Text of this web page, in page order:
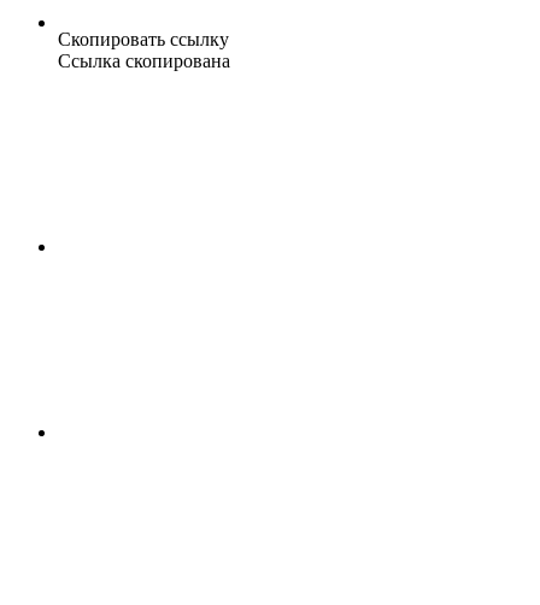
Скопировать ссылку
Ссылка скопирована